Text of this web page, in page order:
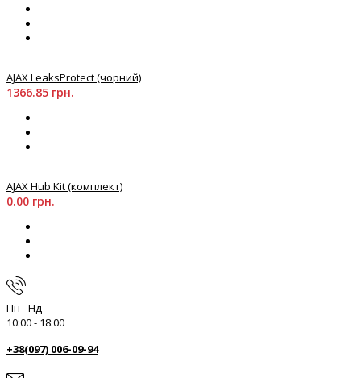
AJAX LeaksProtect (чорний)
1366.85 грн.
AJAX Hub Kit (комплект)
0.00 грн.
Пн - Нд
10:00 - 18:00
+38(097) 006-09-94